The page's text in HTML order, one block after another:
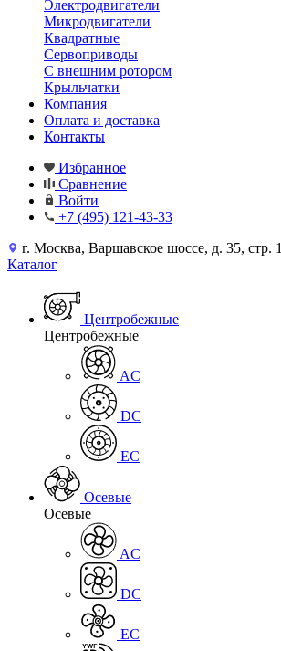
Электродвигатели
Микродвигатели
Квадратные
Сервоприводы
С внешним ротором
Крыльчатки
Компания
Оплата и доставка
Контакты
Избранное
Сравнение
Войти
+7 (495) 121-43-33
г. Москва, Варшавское шоссе, д. 35, стр. 1
Каталог
Центробежные
Центробежные
AC
DC
EC
Осевые
Осевые
AC
DC
EC